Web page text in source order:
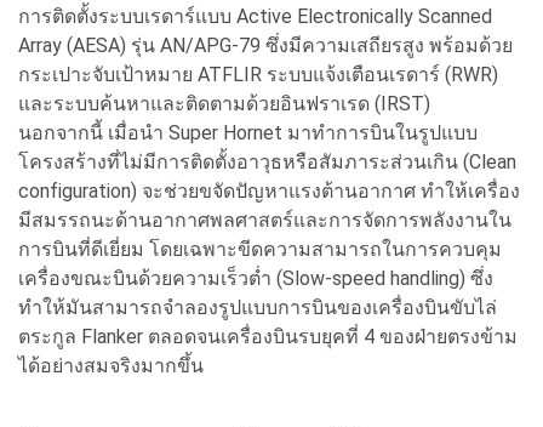
การติดตั้งระบบเรดาร์แบบ Active Electronically Scanned
Array (AESA) รุ่น AN/APG-79 ซึ่งมีความเสถียรสูง พร้อมด้วย
กระเปาะจับเป้าหมาย ATFLIR ระบบแจ้งเตือนเรดาร์ (RWR)
และระบบค้นหาและติดตามด้วยอินฟราเรด (IRST)
นอกจากนี้ เมื่อนำ Super Hornet มาทำการบินในรูปแบบ
โครงสร้างที่ไม่มีการติดตั้งอาวุธหรือสัมภาระส่วนเกิน (Clean
configuration) จะช่วยขจัดปัญหาแรงต้านอากาศ ทำให้เครื่อง
มีสมรรถนะด้านอากาศพลศาสตร์และการจัดการพลังงานใน
การบินที่ดีเยี่ยม โดยเฉพาะขีดความสามารถในการควบคุม
เครื่องขณะบินด้วยความเร็วต่ำ (Slow-speed handling) ซึ่ง
ทำให้มันสามารถจำลองรูปแบบการบินของเครื่องบินขับไล่
ตระกูล Flanker ตลอดจนเครื่องบินรบยุคที่ 4 ของฝ่ายตรงข้าม
ได้อย่างสมจริงมากขึ้น